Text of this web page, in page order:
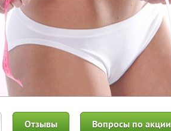
Отзывы Вопросы по акции